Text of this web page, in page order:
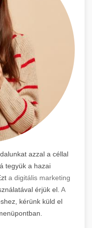
azzal a céllal
tegyük a hazai
a digitális marketing
érjük el. A
kérünk küld el